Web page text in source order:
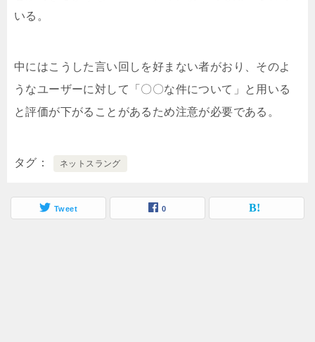
いる。
中にはこうした言い回しを好まない者がおり、そのよ
うなユーザーに対して「〇〇な件について」と用いる
と評価が下がることがあるため注意が必要である。
タグ ネットスラング
Tweet 0